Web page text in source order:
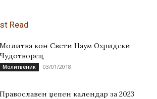
Read
Молитва кон Свети Наум Охридски
Чудотворец
Молитвеник 03/01/2018
Православен џепен календар за 2023